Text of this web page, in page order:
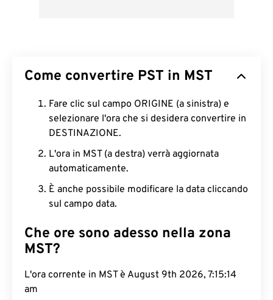
Come convertire PST in MST
Fare clic sul campo ORIGINE (a sinistra) e
selezionare l'ora che si desidera convertire in
DESTINAZIONE.
L'ora in MST (a destra) verrà aggiornata
automaticamente.
È anche possibile modificare la data cliccando
sul campo data.
Che ore sono adesso nella zona
MST?
L'ora corrente in MST è August 9th 2026, 7:15:15
am